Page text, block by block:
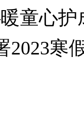
童心护
2023寒